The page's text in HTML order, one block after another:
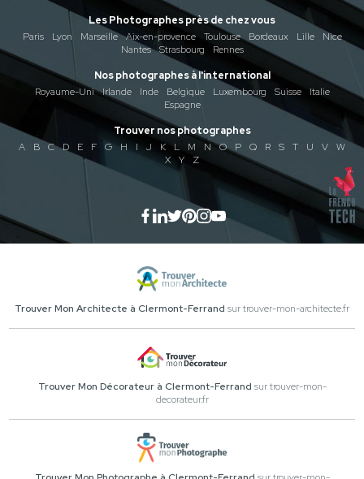
Les Photographes près de chez vous
Paris
Lyon Marseille Aix-en-provence Toulouse Bordeaux Lille
Nice
Nantes
Strasbourg
Rennes
Nos photographes à l'international
Royaume-Uni
Irlande Inde Belgique Luxembourg Suisse
Italie
Espagne
Trouver nos photographes
A
B C D E F G H I J K L M N O P Q R S T U V
W
X
Y Z
Trouver Mon Architecte à Clermont-Ferrand sur trouver-mon-architecte.fr
Trouver Mon Décorateur à Clermont-Ferrand sur trouver-mon-
decorateur.fr